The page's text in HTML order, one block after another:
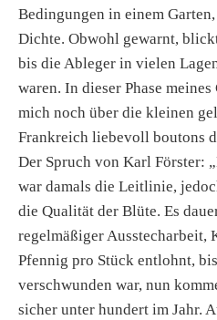
Bedingungen in einem
Dichte. Obwohl gewarnt,
bis die Ableger in vielen
waren. In dieser Phase
mich noch über die kleinen
Frankreich liebevoll boutons
Der Spruch von Karl Förster:
war damals die Leitlinie,
die Qualität der Blüte. Es
regelmäßiger
Pfennig pro Stück entlohnt,
verschwunden war, nun
sicher unter hundert im Jahr.